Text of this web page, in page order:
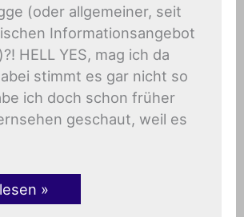
(oder allgemeiner, seit
Informationsangebot
HELL YES, mag ich da
stimmt es gar nicht so
ich doch schon früher
geschaut, weil es
»